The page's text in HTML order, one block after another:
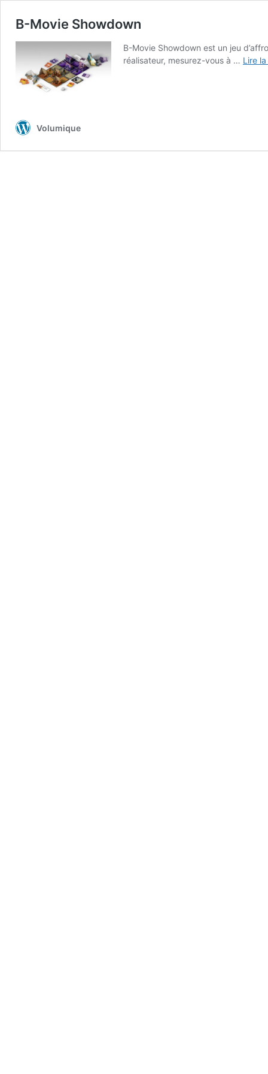
B-Movie Showdown
B-Movie Showdown est un jeu
réalisateur, mesurez-vous à … Lire
Volumique